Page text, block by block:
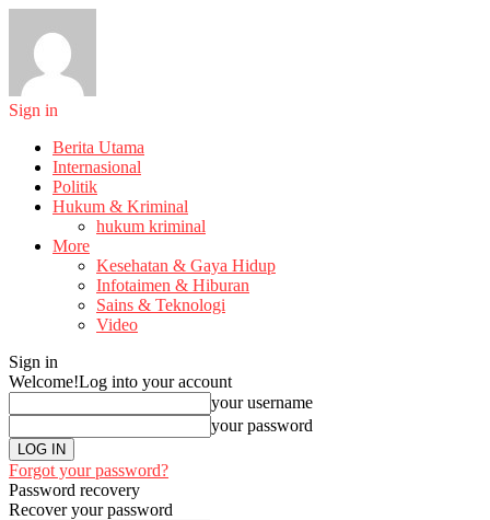
Sign in
Berita Utama
Internasional
Politik
Hukum & Kriminal
hukum kriminal
More
Kesehatan & Gaya Hidup
Infotaimen & Hiburan
Sains & Teknologi
Video
Sign in
Welcome!Log into your account
your username
your password
Forgot your password?
Password recovery
Recover your password